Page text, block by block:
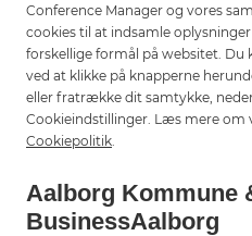
og konkrete
Og hvilken rolle skal
kompetenceudvikling og
Målet er at samle konkrete
kan sikre en stærk og
Tilmeld
Conference Manager og vores
cookies til at indsamle
forskellige formål på websitet.
ved at klikke på knapperne
eller fratrække dit samtykke,
Cookieindstillinger. Læs mere om
Cookiepolitik
Aalborg Kommune
BusinessAalborg